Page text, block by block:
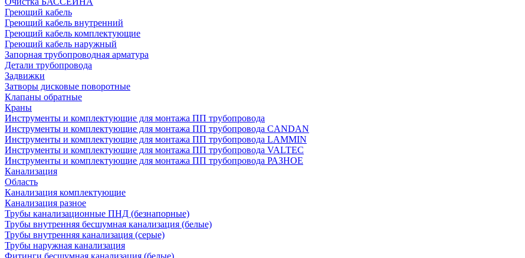
Греющий кабель
Греющий кабель внутренний
Греющий кабель комплектующие
Греющий кабель наружный
Запорная трубопроводная арматура
Детали трубопровода
Задвижки
Затворы дисковые поворотные
Клапаны обратные
Краны
Инструменты и комплектующие для монтажа ПП трубопровода
Инструменты и комплектующие для монтажа ПП трубопровода CANDAN
Инструменты и комплектующие для монтажа ПП трубопровода LAMMIN
Инструменты и комплектующие для монтажа ПП трубопровода VALTEC
Инструменты и комплектующие для монтажа ПП трубопровода РАЗНОЕ
Канализация
Область
Канализация комплектующие
Канализация разное
Трубы канализационные ПНД (безнапорные)
Трубы внутренняя бесшумная канализация (белые)
Трубы внутренняя канализация (серые)
Трубы наружная канализация
Фитинги бесшумная канализация (белые)